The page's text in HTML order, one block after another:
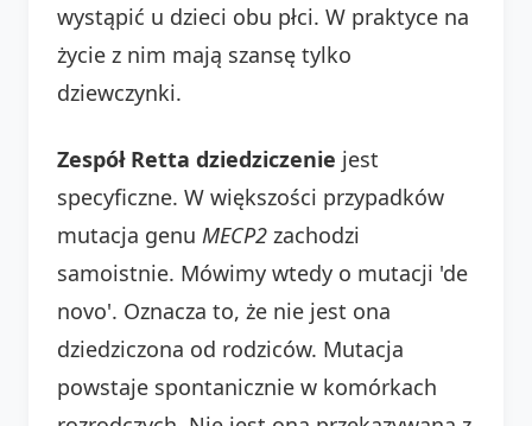
wystąpić u dzieci obu płci. W praktyce na
życie z nim mają szansę tylko
dziewczynki.
Zespół Retta dziedziczenie jest
specyficzne. W większości przypadków
mutacja genu MECP2 zachodzi
samoistnie. Mówimy wtedy o mutacji 'de
novo'. Oznacza to, że nie jest ona
dziedziczona od rodziców. Mutacja
powstaje spontanicznie w komórkach